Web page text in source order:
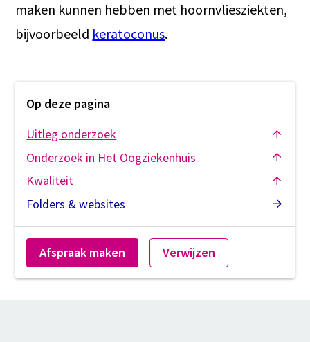
maken kunnen hebben met hoornvliesziekten,
bijvoorbeeld keratoconus.
Op deze pagina
Uitleg onderzoek
Onderzoek in Het Oogziekenhuis
Kwaliteit
Folders & websites
Afspraak maken Verwijzen